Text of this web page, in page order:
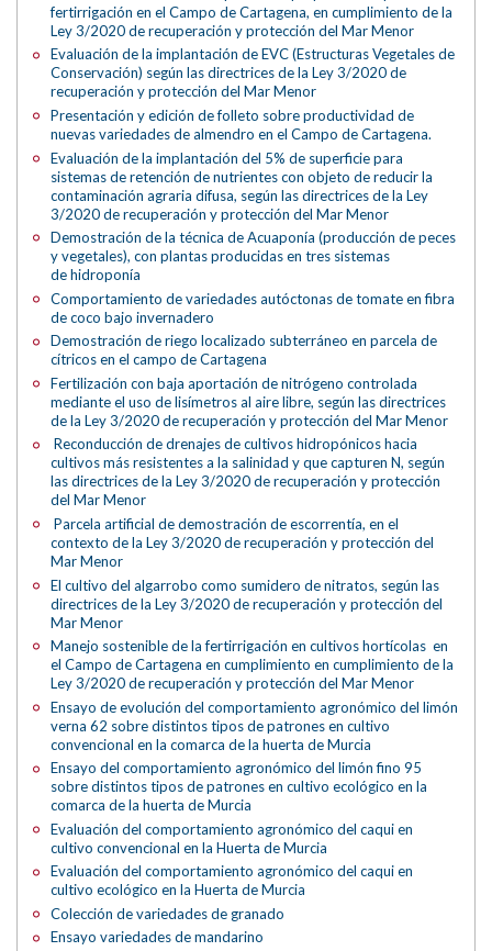
fertirrigación en el Campo de Cartagena, en cumplimiento de la
Ley 3/2020 de recuperación y protección del Mar Menor
Evaluación de la implantación de EVC (Estructuras Vegetales de
Conservación) según las directrices de la Ley 3/2020 de
recuperación y protección del Mar Menor
Presentación y edición de folleto sobre productividad de
nuevas variedades de almendro en el Campo de Cartagena.
Evaluación de la implantación del 5% de superficie para
sistemas de retención de nutrientes con objeto de reducir la
contaminación agraria difusa, según las directrices de la Ley
3/2020 de recuperación y protección del Mar Menor
Demostración de la técnica de Acuaponía (producción de peces
y vegetales), con plantas producidas en tres sistemas
de hidroponía
Comportamiento de variedades autóctonas de tomate en fibra
de coco bajo invernadero
Demostración de riego localizado subterráneo en parcela de
cítricos en el campo de Cartagena
Fertilización con baja aportación de nitrógeno controlada
mediante el uso de lisímetros al aire libre, según las directrices
de la Ley 3/2020 de recuperación y protección del Mar Menor
Reconducción de drenajes de cultivos hidropónicos hacia
cultivos más resistentes a la salinidad y que capturen N, según
las directrices de la Ley 3/2020 de recuperación y protección
del Mar Menor
Parcela artificial de demostración de escorrentía, en el
contexto de la Ley 3/2020 de recuperación y protección del
Mar Menor
El cultivo del algarrobo como sumidero de nitratos, según las
directrices de la Ley 3/2020 de recuperación y protección del
Mar Menor
Manejo sostenible de la fertirrigación en cultivos hortícolas en
el Campo de Cartagena en cumplimiento en cumplimiento de la
Ley 3/2020 de recuperación y protección del Mar Menor
Ensayo de evolución del comportamiento agronómico del limón
verna 62 sobre distintos tipos de patrones en cultivo
convencional en la comarca de la huerta de Murcia
Ensayo del comportamiento agronómico del limón fino 95
sobre distintos tipos de patrones en cultivo ecológico en la
comarca de la huerta de Murcia
Evaluación del comportamiento agronómico del caqui en
cultivo convencional en la Huerta de Murcia
Evaluación del comportamiento agronómico del caqui en
cultivo ecológico en la Huerta de Murcia
Colección de variedades de granado
Ensayo variedades de mandarino